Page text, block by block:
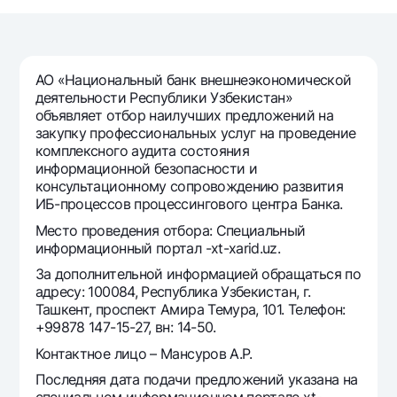
Золотые слитки от НБУ
Серебряный депозит
Visa FIFA
Mastercard
Зарплатные
Garmin pay
Тарифы
Акции
Мобильное приложение Milliy
Часто задаваемые вопросы
Ищите по сайту
Найти
Часто задаваемые вопросы
Пресс-центр
АО «Национальный банк внешнеэкономической
деятельности Республики Узбекистан»
объявляет отбор наилучших предложений на
закупку профессиональных услуг на проведение
комплексного аудита состояния
информационной безопасности и
консультационному сопровождению развития
ИБ-процессов процессингового центра Банка.
Место проведения отбора: Специальный
информационный портал -xt-xarid.uz.
За дополнительной информацией обращаться по
адресу: 100084, Республика Узбекистан, г.
Ташкент, проспект Амира Темура, 101. Телефон:
+99878 147-15-27, вн: 14-50.
Контактное лицо – Мансуров А.Р.
Последняя дата подачи предложений указана на